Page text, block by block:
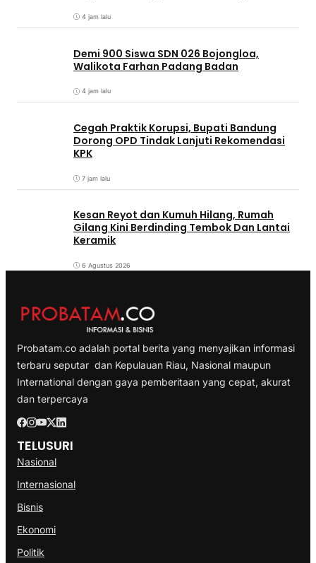
4 jam lalu
Demi 900 Siswa SDN 026 Bojongloa,
Walikota Farhan Padang Badan
4 jam lalu
Cegah Praktik Korupsi, Bupati Bandung
Dorong OPD Tindak Lanjuti Rekomendasi
KPK
7 jam lalu
Kesan Reyot dan Kumuh Hilang, Rumah
Gilang Kini Berdinding Tembok Dan Lantai
Keramik
6 Agustus 2026
Probatam.co adalah portal berita yang menyajikan informasi
terbaru seputar dan Kepulauan Riau, Nasional maupun
International dengan gaya pemberitaan yang cepat, akurat
dan terpercaya
TELUSURI
Nasional
Internasional
Bisnis
Ekonomi
Politik